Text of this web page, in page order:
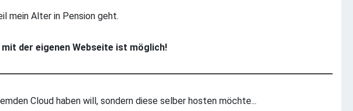
mein Alter in Pension geht.
der eigenen Webseite ist möglich!
Cloud haben will, sondern diese selber hosten möchte...